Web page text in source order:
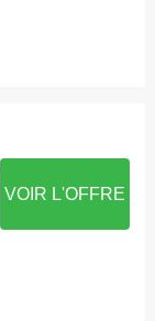
VOIR L'OFFRE